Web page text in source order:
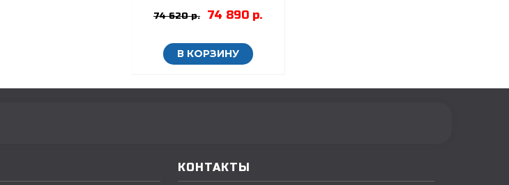
74 620 р. 74 890 р.
В КОРЗИНУ
КОНТАКТЫ